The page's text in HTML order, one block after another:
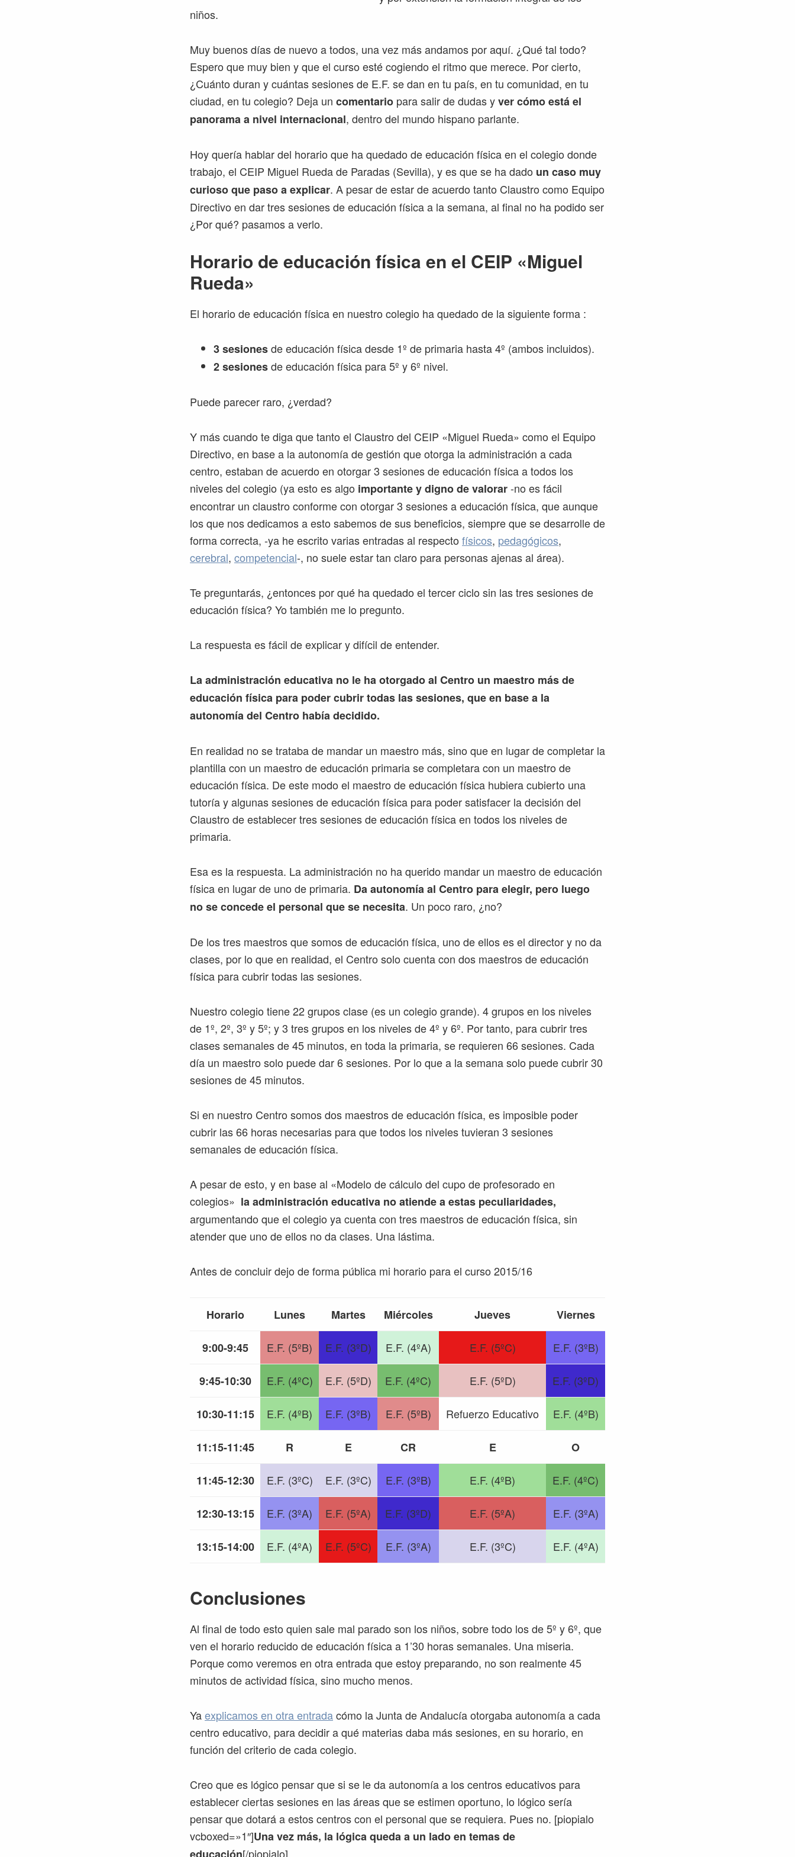
niños.
Muy buenos días de nuevo a todos, una vez más andamos por aquí. ¿Qué tal todo?
Espero que muy bien y que el curso esté cogiendo el ritmo que merece. Por cierto,
¿Cuánto duran y cuántas sesiones de E.F. se dan en tu país, en tu comunidad, en tu
ciudad, en tu colegio? Deja un comentario para salir de dudas yver cómo está el
panorama a nivel internacional, dentro del mundo hispano parlante.
Hoy quería hablar del horario que ha quedado de educación física en el colegio donde
trabajo, el CEIP Miguel Rueda de Paradas (Sevilla), y es que se ha dado un caso muy
curioso que paso a explicar. A pesar de estar de acuerdo tanto Claustro como Equipo
Directivo en dar tres sesiones de educación física a la semana, al final no ha podido ser
¿Por qué? pasamos a verlo.
Horario de educación física en el CEIP «Miguel
Rueda»
El horario de educación física en nuestro colegio ha quedado de la siguiente forma :
3 sesionesde educación física desde 1º de primaria hasta 4º (ambos incluidos).
2 sesionesde educación física para 5º y 6º nivel.
Puede parecer raro, ¿verdad?
Y más cuando te diga que tanto el Claustro del CEIP «Miguel Rueda» como el Equipo
Directivo, en base a la autonomía de gestión que otorga la administración a cada
centro, estaban de acuerdo en otorgar 3 sesiones de educación física a todos los
niveles del colegio (ya esto es algo importante y digno de valorar-no es fácil
encontrar un claustro conforme con otorgar 3 sesiones a educación física, que aunque
los que nos dedicamos a esto sabemos de sus beneficios, siempre que se desarrolle de
forma correcta, -ya he escrito varias entradas al respecto físicos, pedagógicos,
cerebral, competencial-, no suele estar tan claro para personas ajenas al área).
Te preguntarás, ¿entonces por qué ha quedado el tercer ciclo sin las tres sesiones de
educación física? Yo también me lo pregunto.
La respuesta es fácil de explicar y difícil de entender.
La administración educativa no le ha otorgado al Centro un maestro más de
educación física para poder cubrir todas las sesiones, que en base a la
autonomía del Centro había decidido.
En realidad no se trataba de mandar un maestro más, sino que en lugar de completar la
plantilla con un maestro de educación primaria se completara con un maestro de
educación física. De este modo el maestro de educación física hubiera cubierto una
tutoría y algunas sesiones de educación física para poder satisfacer la decisión del
Claustro de establecer tres sesiones de educación física en todos los niveles de
primaria.
Esa es la respuesta. La administración no ha querido mandar un maestro de educación
física en lugar de uno de primaria. Da autonomía al Centro para elegir, pero luego
no se concede el personal que se necesita. Un poco raro, ¿no?
De los tres maestros que somos de educación física, uno de ellos es el director y no da
clases, por lo que en realidad, el Centro solo cuenta con dos maestros de educación
física para cubrir todas las sesiones.
Nuestro colegio tiene 22 grupos clase (es un colegio grande). 4 grupos en los niveles
de 1º, 2º, 3º y 5º; y 3 tres grupos en los niveles de 4º y 6º. Por tanto, para cubrir tres
clases semanales de 45 minutos, en toda la primaria, se requieren 66 sesiones. Cada
día un maestro solo puede dar 6 sesiones. Por lo que a la semana solo puede cubrir 30
sesiones de 45 minutos.
Si en nuestro Centro somos dos maestros de educación física, es imposible poder
cubrir las 66 horas necesarias para que todos los niveles tuvieran 3 sesiones
semanales de educación física.
A pesar de esto, y en base al «Modelo de cálculo del cupo de profesorado en
colegios» la administración educativa no atiende a estas peculiaridades,
argumentando que el colegio ya cuenta con tres maestros de educación física, sin
atender que uno de ellos no da clases. Una lástima.
Antes de concluir dejo de forma pública mi horario para el curso 2015/16
Horario Lunes Martes Miércoles Jueves Viernes
9:00-9:45 E.F. (5ºB) E.F. (3ºD) E.F. (4ºA) E.F. (5ºC) E.F. (3ºB)
9:45-10:30 E.F. (4ºC) E.F. (5ºD) E.F. (4ºC) E.F. (5ºD) E.F. (3ºD)
10:30-11:15 E.F. (4ºB) E.F. (3ºB) E.F. (5ºB) Refuerzo Educativo E.F. (4ºB)
11:15-11:45 R E CR E O
11:45-12:30 E.F. (3ºC) E.F. (3ºC) E.F. (3ºB) E.F. (4ºB) E.F. (4ºC)
12:30-13:15 E.F. (3ºA) E.F. (5ºA) E.F. (3ºD) E.F. (5ºA) E.F. (3ºA)
13:15-14:00 E.F. (4ºA) E.F. (5ºC) E.F. (3ºA) E.F. (3ºC) E.F. (4ºA)
Conclusiones
Al final de todo esto quien sale mal parado son los niños, sobre todo los de 5º y 6º, que
ven el horario reducido de educación física a 1’30 horas semanales. Una miseria.
Porque como veremos en otra entrada que estoy preparando, no son realmente 45
minutos de actividad física, sino mucho menos.
Yaexplicamos en otra entradacómo la Junta de Andalucía otorgaba autonomía a cada
centro educativo, para decidir a qué materias daba más sesiones, en su horario, en
función del criterio de cada colegio.
Creo que es lógico pensar que si se le da autonomía a los centros educativos para
establecer ciertas sesiones en las áreas que se estimen oportuno, lo lógico sería
pensar que dotará a estos centros con el personal que se requiera. Pues no. [piopialo
vcboxed=»1″]Una vez más, la lógica queda a un lado en temas de
[/piopialo]